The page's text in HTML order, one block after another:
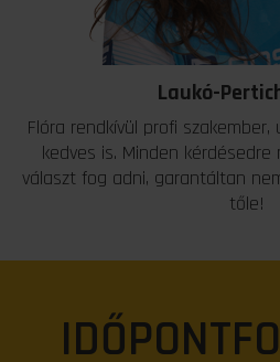
Laukó-
Flóra rendkívül profi
kedves is. Minden
választ fog adni, garantáltan
tőle!